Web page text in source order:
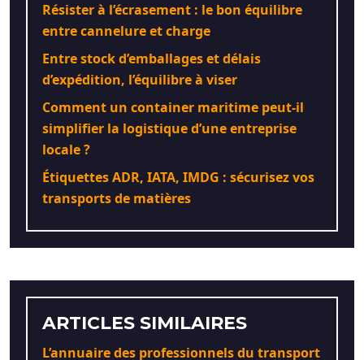
Résister à l’écrasement : le bon équilibre
entre cannelure et charge
Entre stock d’emballages et délais
d’expédition, l’équilibre à viser
Comment un container maritime peut-il
simplifier la logistique d’une entreprise
locale ?
Étiquettes ADR, IATA, IMDG : sécurisez vos
transports de matières
ARTICLES SIMILAIRES
L’annuaire des professionnels du transport